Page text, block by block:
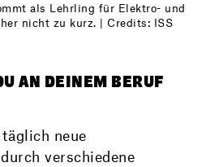
AN DEINEM BERUF
neue
verschiedene
als Lehrling für Elektro- und
nicht zu kurz. | Credits: ISS